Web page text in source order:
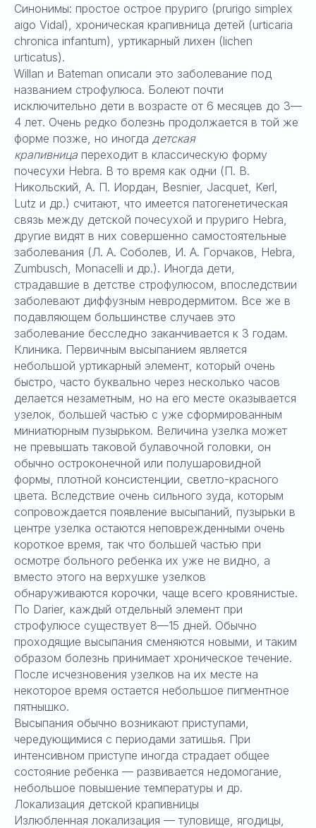
Синонимы: простое острое пруриго (prurigo simplex
aigo Vidal), хроническая крапивница детей (urticaria
chronica infantum), уртикарный лихен (lichen
urticatus).
Willan и Bateman описали это заболевание под
названием строфулюса. Болеют почти
исключительно дети в возрасте от 6 месяцев до 3—
4 лет. Очень редко болезнь продолжается в той же
форме позже, но иногда детская
крапивница переходит в классическую форму
почесухи Hebra. В то время как одни (П. В.
Никольский, А. П. Иордан, Besnier, Jacquet, Kerl,
Lutz и др.) считают, что имеется патогенетическая
связь между детской почесухой и пруриго Hebra,
другие видят в них совершенно самостоятельные
заболевания (Л. А. Соболев, И. А. Горчаков, Hebra,
Zumbusch, Monacelli и др.). Иногда дети,
страдавшие в детстве строфулюсом, впоследствии
заболевают диффузным невродермитом. Все же в
подавляющем большинстве случаев это
заболевание бесследно заканчивается к 3 годам.
Клиника. Первичным высыпанием является
небольшой уртикарный элемент, который очень
быстро, часто буквально через несколько часов
делается незаметным, но на его месте оказывается
узелок, большей частью с уже сформированным
миниатюрным пузырьком. Величина узелка может
не превышать таковой булавочной головки, он
обычно остроконечной или полушаровидной
формы, плотной консистенции, светло-красного
цвета. Вследствие очень сильного зуда, которым
сопровождается появление высыпаний, пузырьки в
центре узелка остаются неповрежденными очень
короткое время, так что большей частью при
осмотре больного ребенка их уже не видно, а
вместо этого на верхушке узелков
обнаруживаются корочки, чаще всего кровянистые.
По Darier, каждый отдельный элемент при
строфулюсе существует 8—15 дней. Обычно
проходящие высыпания сменяются новыми, и таким
образом болезнь принимает хроническое течение.
После исчезновения узелков на их месте на
некоторое время остается небольшое пигментное
пятнышко.
Высыпания обычно возникают приступами,
чередующимися с периодами затишья. При
интенсивном приступе иногда страдает общее
состояние ребенка — развивается недомогание,
небольшое повышение температуры и др.
Локализация детской крапивницы
Излюбленная локализация — туловище, ягодицы,